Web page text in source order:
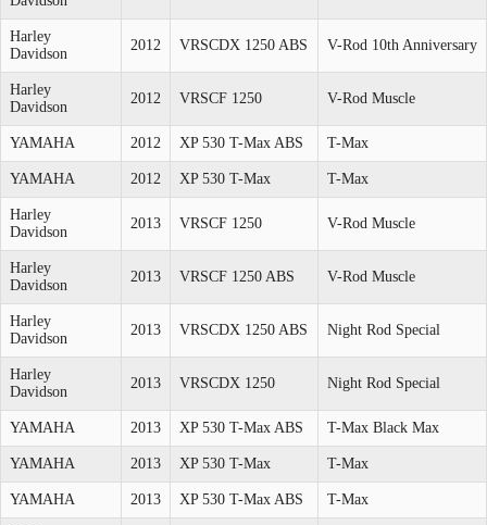
Harley
Davidson
2012 VRSCDX 1250 ABS V-Rod 10th Anniversary
Harley
Davidson
2012 VRSCF 1250 V-Rod Muscle
YAMAHA 2012 XP 530 T-Max ABS T-Max
YAMAHA 2012 XP 530 T-Max T-Max
Harley
Davidson
2013 VRSCF 1250 V-Rod Muscle
Harley
Davidson
2013 VRSCF 1250 ABS V-Rod Muscle
Harley
Davidson
2013 VRSCDX 1250 ABS Night Rod Special
Harley
Davidson
2013 VRSCDX 1250 Night Rod Special
YAMAHA 2013 XP 530 T-Max ABS T-Max Black Max
YAMAHA 2013 XP 530 T-Max T-Max
YAMAHA 2013 XP 530 T-Max ABS T-Max